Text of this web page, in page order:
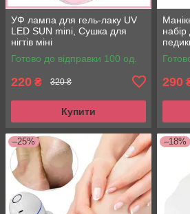
УФ лампа для гель-лаку UV
LED SUN mini, Сушка для
нігтів міні
Готово до відправки 100 од.
220 ₴ 320 ₴
Купити
290
–25% –18%